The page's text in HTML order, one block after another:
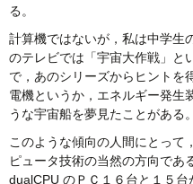
る。
計算機ではないが，私は中学生
のテレビでは「宇宙大作戦」と
で，あのシリーズからヒントを
電機というか，エネルギー発生
うな宇宙船を夢見たことがある。
このような傾向の人間にとって
ピュータ技術の当然の方向であ
dualCPU のＰＣ１６台と１５